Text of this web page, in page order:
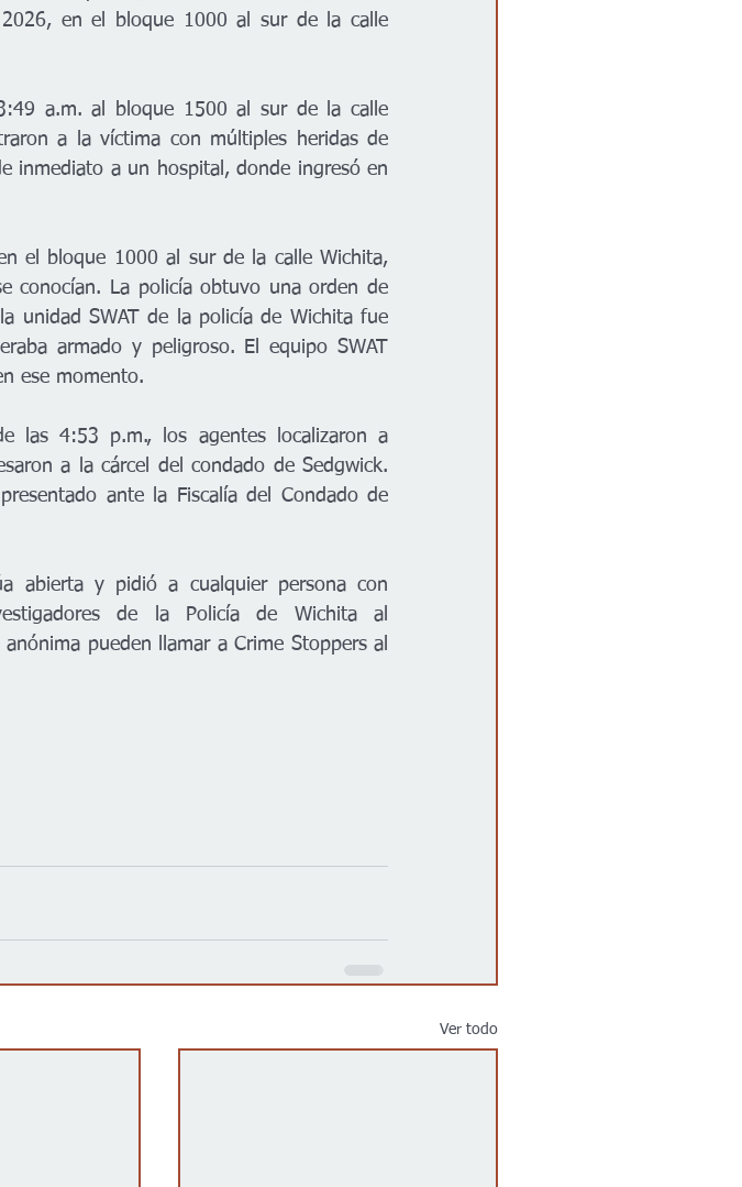
en el bloque 1000 al sur de la calle
a.m. al bloque 1500 al sur de la calle
a la víctima con múltiples heridas de
inmediato a un hospital, donde ingresó en
el bloque 1000 al sur de la calle Wichita,
conocían. La policía obtuvo una orden de
unidad SWAT de la policía de Wichita fue
armado y peligroso. El equipo SWAT
ese momento.
las 4:53 p.m., los agentes localizaron a
a la cárcel del condado de Sedgwick.
ante la Fiscalía del Condado de
abierta y pidió a cualquier persona con
de la Policía de Wichita al
pueden llamar a Crime Stoppers al
Ver todo